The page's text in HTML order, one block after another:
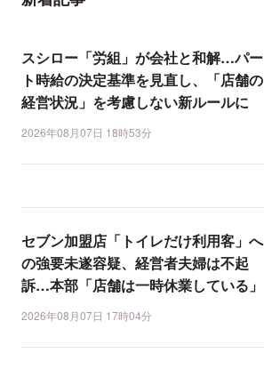
スシロー「労組」が会社と和解…パー
ト時給の決定基準を見直し、「店舗の
経営状況」を考慮しない新ルールに
2026年08月07日 18時53分
セブン加盟店「トイレだけ利用客」へ
の強要未遂容疑、経営者夫婦は不起
訴…本部「店舗は一時休業している」
2026年08月07日 17時04分